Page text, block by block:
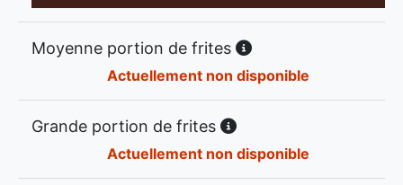
Moyenne portion de frites
Actuellement non disponible
Grande portion de frites
Actuellement non disponible